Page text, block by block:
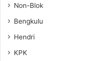
Non-Blok
Bengkulu
Hendri
KPK